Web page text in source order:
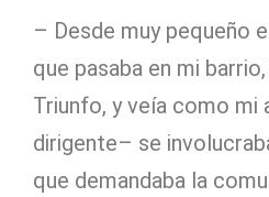
– Desde muy pequeño
que pasaba en mi
Triunfo, y veía como mi
dirigente– se
que demandaba la